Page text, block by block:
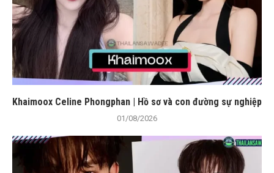
Khaimoox Celine Phongphan | Hồ sơ và con đường sự nghiệp
01/08/2026